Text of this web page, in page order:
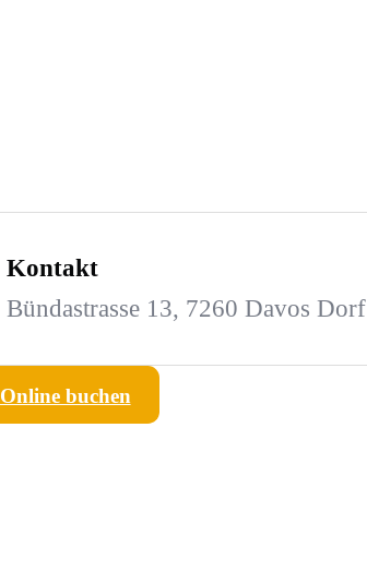
Kontakt
Bündastrasse 13, 7260 Davos Dorf
Online buchen